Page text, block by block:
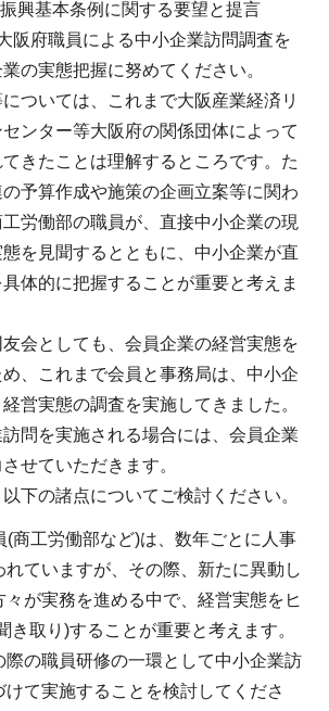
興基本条例に関する要望と提言
阪府職員による中小企業訪問調査を
の実態把握に努めてください。
ついては、これまで大阪産業経済リ
ンター等大阪府の関係団体によって
きたことは理解するところです。た
予算作成や施策の企画立案等に関わ
労働部の職員が、直接中小企業の現
を見聞するとともに、中小企業が直
体的に把握することが重要と考えま
会としても、会員企業の経営実態を
、これまで会員と事務局は、中小企
営実態の調査を実施してきました。
問を実施される場合には、会員企業
せていただきます。
以下の諸点についてご検討ください。
(商工労働部など)は、数年ごとに人事
れていますが、その際、新たに異動し
々が実務を進める中で、経営実態をヒ
き取り)することが重要と考えます。
際の職員研修の一環として中小企業訪
けて実施することを検討してくださ